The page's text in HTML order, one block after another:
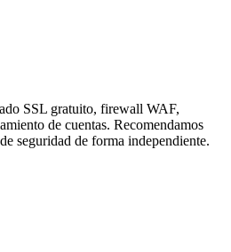
SSL gratuito, firewall WAF,
de cuentas. Recomendamos
seguridad de forma independiente.